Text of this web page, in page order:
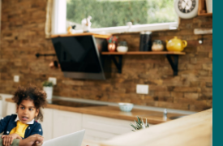
tómate e un tiempo para
a tu hijo en casa es una gran
y mantener los planes de
el día, todos los días?